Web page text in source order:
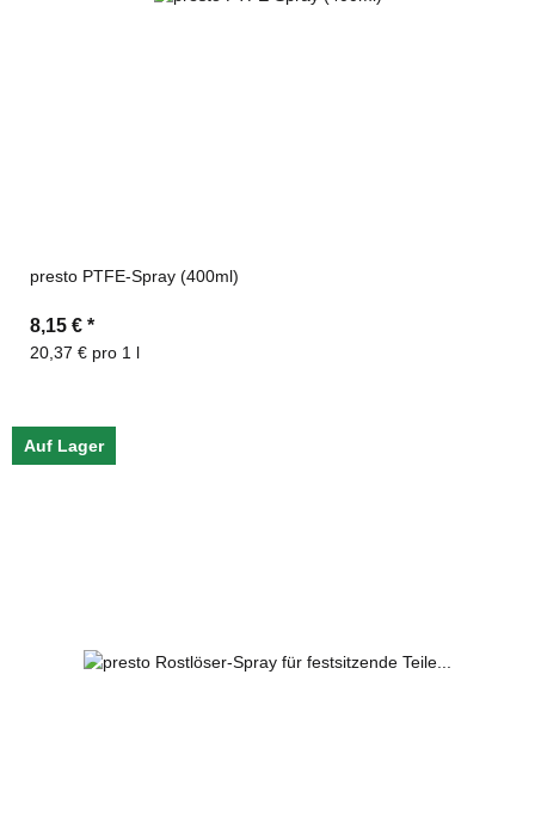
presto PTFE-Spray (400ml)
8,15 € *
20,37 € pro 1 l
Auf Lager